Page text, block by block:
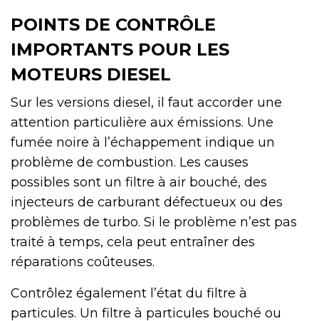
POINTS DE CONTRÔLE
IMPORTANTS POUR LES
MOTEURS DIESEL
Sur les versions diesel, il faut accorder une
attention particulière aux émissions. Une
fumée noire à l’échappement indique un
problème de combustion. Les causes
possibles sont un filtre à air bouché, des
injecteurs de carburant défectueux ou des
problèmes de turbo. Si le problème n’est pas
traité à temps, cela peut entraîner des
réparations coûteuses.
Contrôlez également l’état du filtre à
particules. Un filtre à particules bouché ou